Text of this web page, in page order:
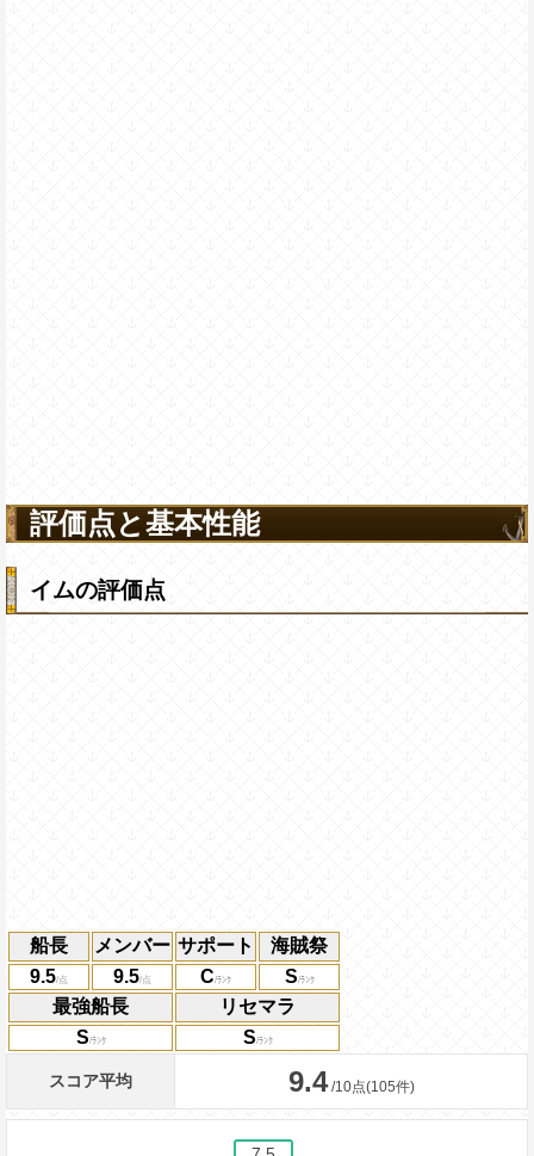
評価点と基本性能
イムの評価点
船長 メンバー サポート
海賊祭
9.5
9.5 C
S
最強船長
リセマラ
S
S